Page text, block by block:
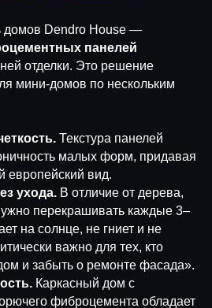
домов Dendro House —
панелей
отделки. Это решение
мини-домов по нескольким
Текстура панелей
малых форм, придавая
европейский вид.
ухода. В отличие от дерева,
перекрашивать каждые 3–
на солнце, не гниет и не
важно для тех, кто
и забыть о ремонте фасада».
Каркасный дом с
фиброцемента обладает